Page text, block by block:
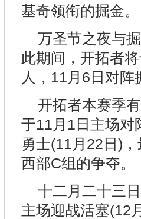
基奇领衔的掘金。
万圣节之夜与
此期间，开拓者
人，11月6日对
开拓者本赛季
于11月1日主场对
勇士(11月22日)
西部C组的争夺。
十二月二十三
主场迎战活塞(12